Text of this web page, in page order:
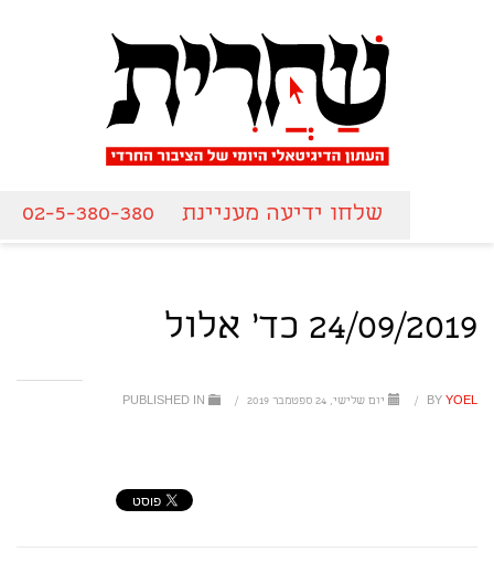
שלחו ידיעה מעניינת 02-5-380-380
24/09/2019 כד' אלול
BY YOEL
/ יום שלישי, 24 ספטמבר 2019 /